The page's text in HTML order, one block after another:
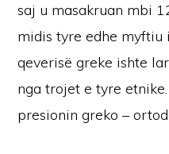
saj u masakruan mbi
midis tyre edhe myftiu
qeverisë greke ishte
nga trojet e tyre
presionin greko –